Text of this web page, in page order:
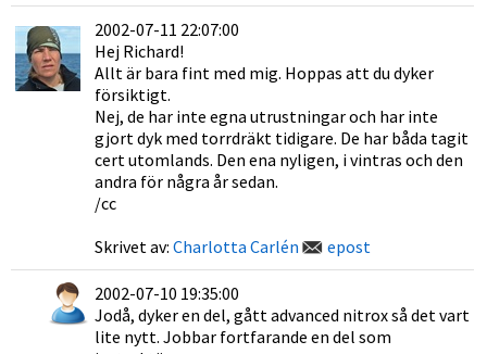
2002-07-11 22:07:00
Hej Richard!
Allt är bara fint med mig. Hoppas att du dyker
försiktigt.
Nej, de har inte egna utrustningar och har inte
gjort dyk med torrdräkt tidigare. De har båda tagit
cert utomlands. Den ena nyligen, i vintras och den
andra för några år sedan.
/cc
Skrivet av: Charlotta Carlén epost
2002-07-10 19:35:00
Jodå, dyker en del, gått advanced nitrox så det vart
lite nytt. Jobbar fortfarande en del som